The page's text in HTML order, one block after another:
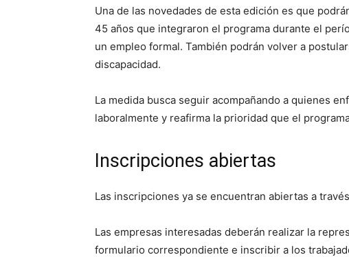
Una de las novedades de esta edición es que
45 años que integraron el programa durante el
un empleo formal. También podrán volver a
discapacidad.
La medida busca seguir acompañando a quienes
laboralmente y reafirma la prioridad que el
Inscripciones abiertas
Las inscripciones ya se encuentran abiertas a
Las empresas interesadas deberán realizar la
formulario correspondiente e inscribir a los